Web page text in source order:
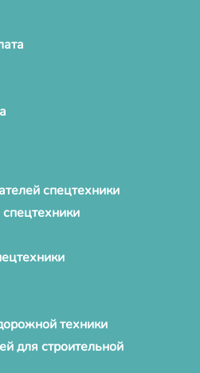
спецтехники
техники
для строительной